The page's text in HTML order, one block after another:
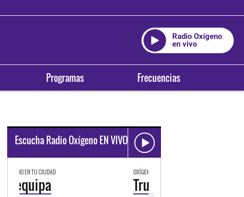
Radio Oxígeno
en vivo
Programas Frecuencias
Escucha Radio Oxígeno EN VIVO
OXÍGENO EN TU CIUDAD
Trujillo